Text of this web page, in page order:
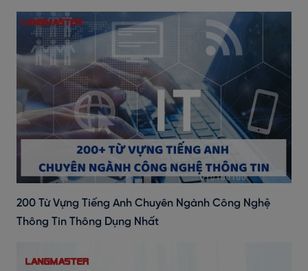
200 Từ Vựng Tiếng Anh Chuyên Ngành Công Nghệ
Thông Tin Thông Dụng Nhất